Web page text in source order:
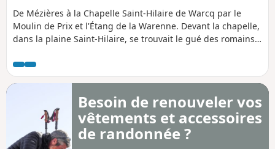
De Mézières à la Chapelle Saint-Hilaire de Warcq par le
Moulin de Prix et l'Étang de la Warenne. Devant la chapelle,
dans la plaine Saint-Hilaire, se trouvait le gué des romains
Ardennaises, 04/2020), Cette boucle de 11,5 km, facile et
avec une orientation facile, visite le Moulin de Prix-les
Besoin de renouveler vos
vêtements et accessoires
de randonnée ?